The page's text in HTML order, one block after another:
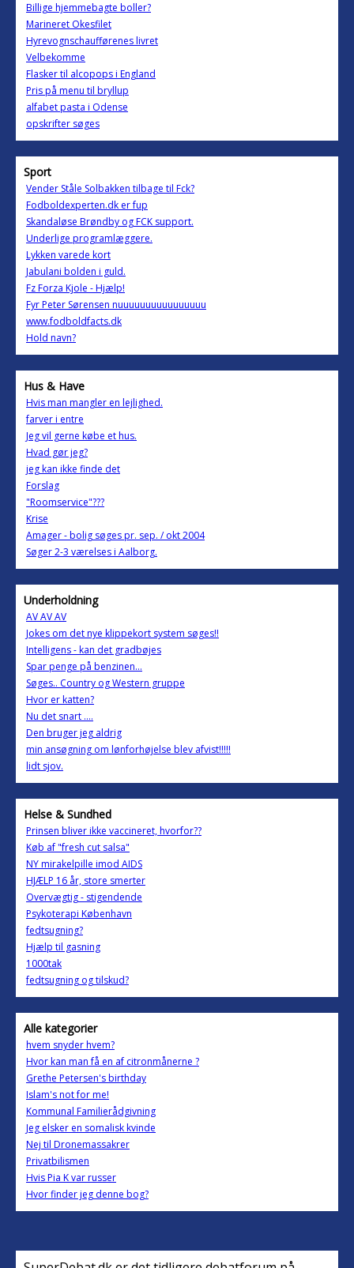
Billige hjemmebagte boller?
Marineret Okesfilet
Hyrevognschaufførenes livret
Velbekomme
Flasker til alcopops i England
Pris på menu til bryllup
alfabet pasta i Odense
opskrifter søges
Sport
Vender Ståle Solbakken tilbage til Fck?
Fodboldexperten.dk er fup
Skandaløse Brøndby og FCK support.
Underlige programlæggere.
Lykken varede kort
Jabulani bolden i guld.
Fz Forza Kjole - Hjælp!
Fyr Peter Sørensen nuuuuuuuuuuuuuuuu
www.fodboldfacts.dk
Hold navn?
Hus & Have
Hvis man mangler en lejlighed.
farver i entre
Jeg vil gerne købe et hus.
Hvad gør jeg?
jeg kan ikke finde det
Forslag
"Roomservice"???
Krise
Amager - bolig søges pr. sep. / okt 2004
Søger 2-3 værelses i Aalborg.
Underholdning
AV AV AV
Jokes om det nye klippekort system søges!!
Intelligens - kan det gradbøjes
Spar penge på benzinen...
Søges.. Country og Western gruppe
Hvor er katten?
Nu det snart ....
Den bruger jeg aldrig
min ansøgning om lønforhøjelse blev afvist!!!!!
lidt sjov.
Helse & Sundhed
Prinsen bliver ikke vaccineret, hvorfor??
Køb af "fresh cut salsa"
NY mirakelpille imod AIDS
HJÆLP 16 år, store smerter
Overvægtig - stigendende
Psykoterapi København
fedtsugning?
Hjælp til gasning
1000tak
fedtsugning og tilskud?
Alle kategorier
hvem snyder hvem?
Hvor kan man få en af citronmånerne ?
Grethe Petersen's birthday
Islam's not for me!
Kommunal Familierådgivning
Jeg elsker en somalisk kvinde
Nej til Dronemassakrer
Privatbilismen
Hvis Pia K var russer
Hvor finder jeg denne bog?